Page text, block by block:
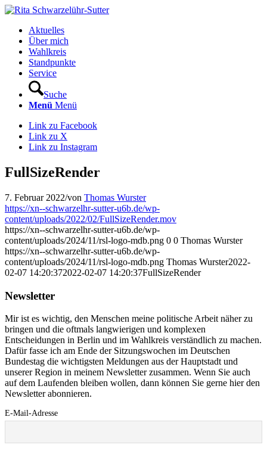
Aktuelles
Über mich
Wahlkreis
Standpunkte
Service
Suche
Menü Menü
Link zu Facebook
Link zu X
Link zu Instagram
FullSizeRender
7. Februar 2022/von Thomas Wurster
https://xn--schwarzelhr-sutter-u6b.de/wp-
content/uploads/2022/02/FullSizeRender.mov
https://xn--schwarzelhr-sutter-u6b.de/wp-
content/uploads/2024/11/rsl-logo-mdb.png 0 0 Thomas Wurster
https://xn--schwarzelhr-sutter-u6b.de/wp-
content/uploads/2024/11/rsl-logo-mdb.png Thomas Wurster2022-
02-07 14:20:372022-02-07 14:20:37FullSizeRender
Newsletter
Mir ist es wichtig, den Menschen meine politische Arbeit näher zu
bringen und die oftmals langwierigen und komplexen
Entscheidungen in Berlin und im Wahlkreis verständlich zu machen.
Dafür fasse ich am Ende der Sitzungswochen im Deutschen
Bundestag die wichtigsten Meldungen aus der Hauptstadt und
unserer Region in meinem Newsletter zusammen. Wenn Sie auch
auf dem Laufenden bleiben wollen, dann können Sie gerne hier den
Newsletter abonnieren.
E-Mail-Adresse